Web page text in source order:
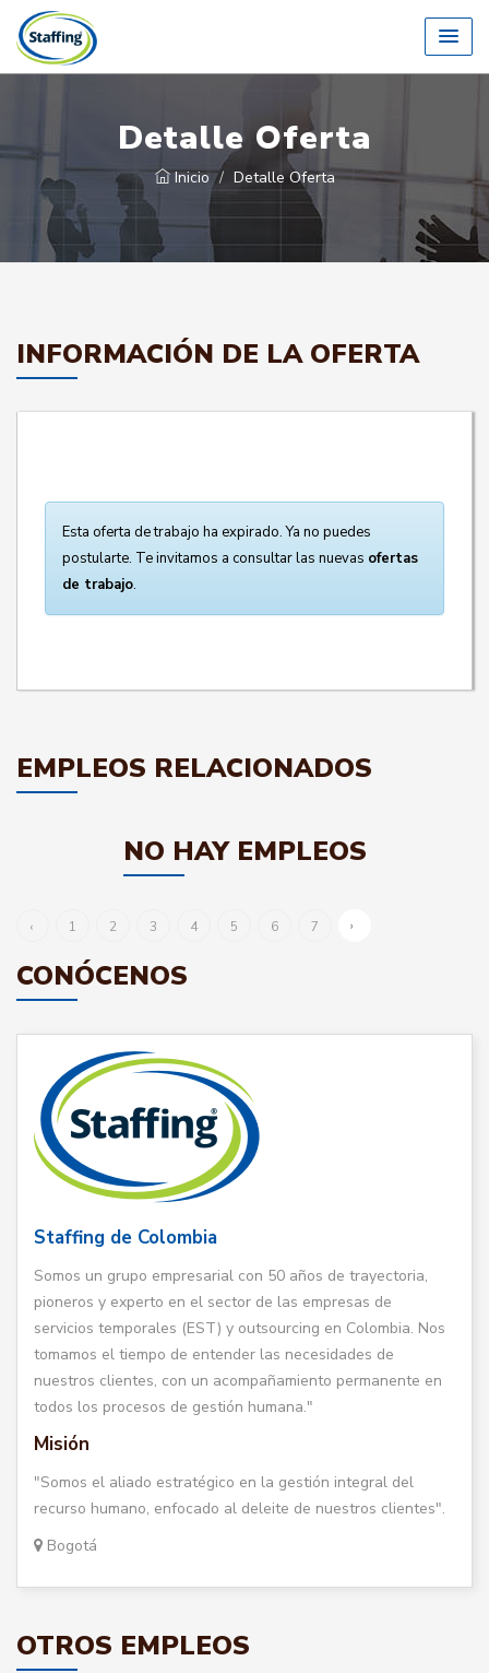
Detalle Oferta
Inicio Detalle Oferta
INFORMACIÓN DE LA OFERTA
Esta oferta de trabajo ha expirado. Ya no puedes
postularte. Te invitamos a consultar las nuevas ofertas
de trabajo.
EMPLEOS RELACIONADOS
NO HAY EMPLEOS
‹ 1 2 3 4 5 6 7 ›
CONÓCENOS
Staffing de Colombia
Somos un grupo empresarial con 50 años de trayectoria,
pioneros y experto en el sector de las empresas de
servicios temporales (EST) y outsourcing en Colombia. Nos
tomamos el tiempo de entender las necesidades de
nuestros clientes, con un acompañamiento permanente en
todos los procesos de gestión humana."
Misión
"Somos el aliado estratégico en la gestión integral del
recurso humano, enfocado al deleite de nuestros clientes".
Bogotá
OTROS EMPLEOS